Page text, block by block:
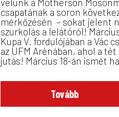
csapatának a soron
mérkőzésén – sokat jelent
szurkolás a lelátóról!
Kupa V. fordulójában a Vác
az UFM Arénában, ahol a tét
jutás! Március 18-án ismét
Tovább